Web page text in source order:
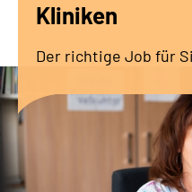
Sozialdienste &
Erweiterte Suche
Kliniken
Der richtige Job für